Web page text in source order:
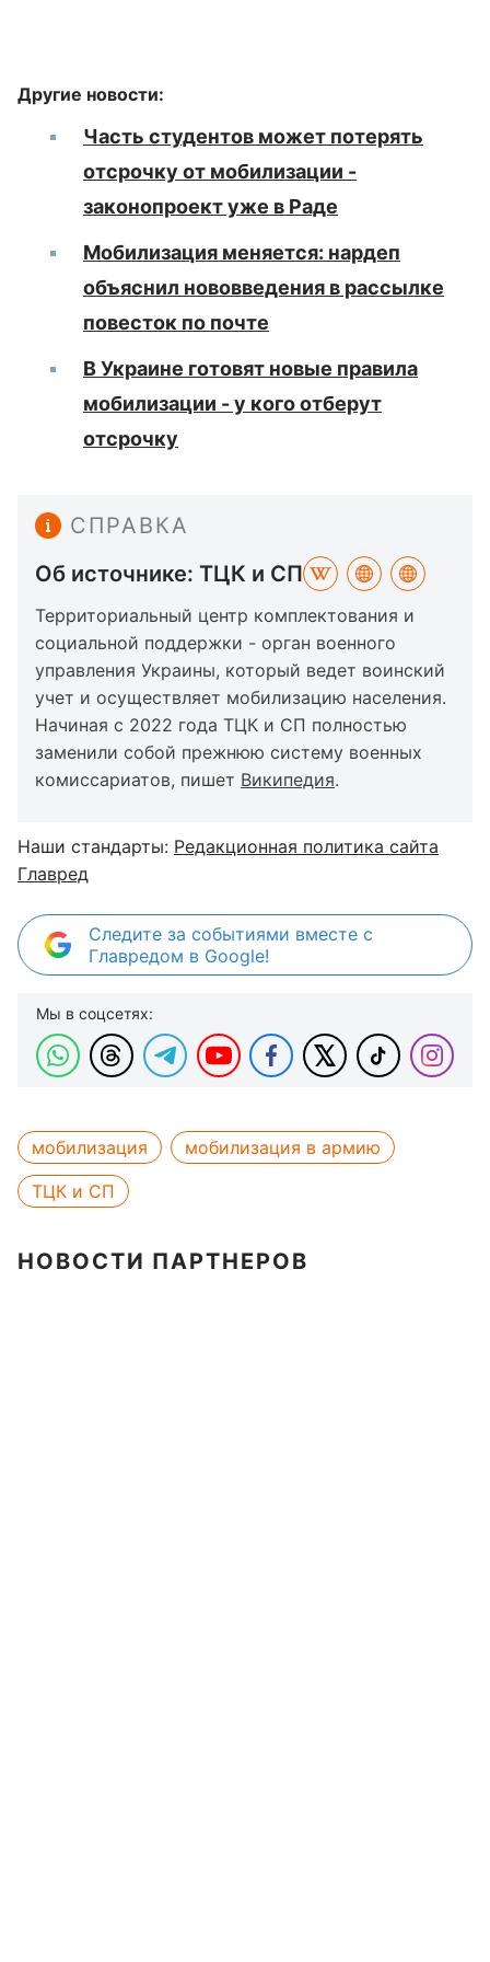
Другие новости:
Часть студентов может потерять
отсрочку от мобилизации -
законопроект уже в Раде
Мобилизация меняется: нардеп
объяснил нововведения в рассылке
повесток по почте
В Украине готовят новые правила
мобилизации - у кого отберут
отсрочку
СПРАВКА
Об источнике: ТЦК и СП
Территориальный центр комплектования и
социальной поддержки - орган военного
управления Украины, который ведет воинский
учет и осуществляет мобилизацию населения.
Начиная с 2022 года ТЦК и СП полностью
заменили собой прежнюю систему военных
комиссариатов, пишет Википедия.
Наши стандарты: Редакционная политика сайта
Главред
Следите за событиями вместе с
Главредом в Google!
Мы в соцсетях:
мобилизация
мобилизация в армию
ТЦК и СП
НОВОСТИ ПАРТНЕРОВ